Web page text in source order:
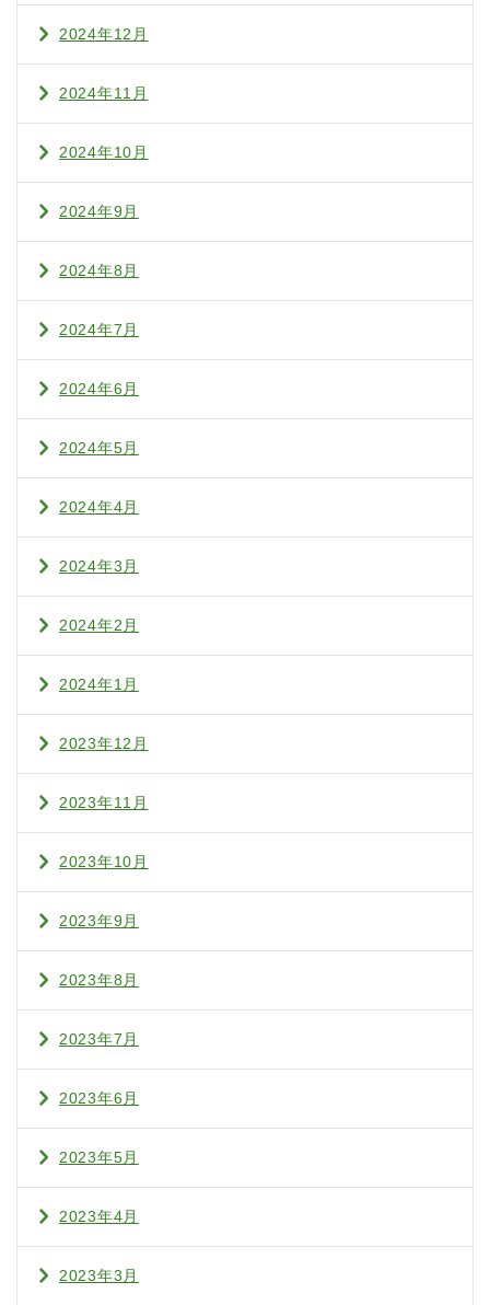
2024年12月
2024年11月
2024年10月
2024年9月
2024年8月
2024年7月
2024年6月
2024年5月
2024年4月
2024年3月
2024年2月
2024年1月
2023年12月
2023年11月
2023年10月
2023年9月
2023年8月
2023年7月
2023年6月
2023年5月
2023年4月
2023年3月